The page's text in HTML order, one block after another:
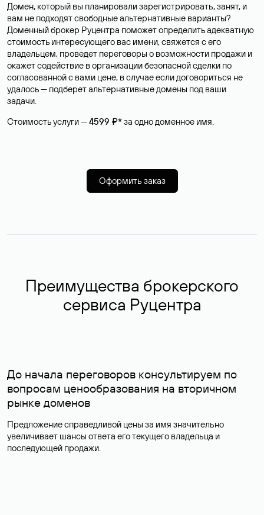
Домен, который вы планировали зарегистрировать, занят, и
вам не подходят свободные альтернативные варианты?
Доменный брокер Руцентра поможет определить адекватную
стоимость интересующего вас имени, свяжется с его
владельцем, проведет переговоры о возможности продажи и
окажет содействие в организации безопасной сделки по
согласованной с вами цене, в случае если договориться не
удалось — подберет альтернативные домены под ваши
задачи.
Стоимость услуги —4599 ₽*за одно доменное имя.
Оформить заказ
Преимущества брокерского
сервиса Руцентра
До начала переговоров консультируем по
вопросам ценообразования на вторичном
рынке доменов
Предложение справедливой цены за имя значительно
увеличивает шансы ответа его текущего владельца и
последующей продажи.